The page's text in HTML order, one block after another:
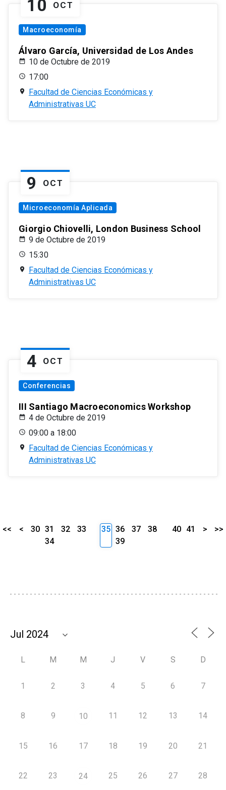
10 OCT
Macroeconomía
Álvaro García, Universidad de Los Andes
10 de Octubre de 2019
17:00
Facultad de Ciencias Económicas y
Administrativas UC
9 OCT
Microeconomía Aplicada
Giorgio Chiovelli, London Business School
9 de Octubre de 2019
15:30
Facultad de Ciencias Económicas y
Administrativas UC
4 OCT
Conferencias
III Santiago Macroeconomics Workshop
4 de Octubre de 2019
09:00 a 18:00
Facultad de Ciencias Económicas y
Administrativas UC
<< < 30 31 32
33
34
35 36 37
38
39
40 41 > >>
L M M J V S D
1 2 3 4 5 6 7
8 9 10 11 12 13 14
15 16 17 18 19 20 21
22 23 24 25 26 27 28